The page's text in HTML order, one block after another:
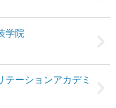
学院
テーションアカデミ